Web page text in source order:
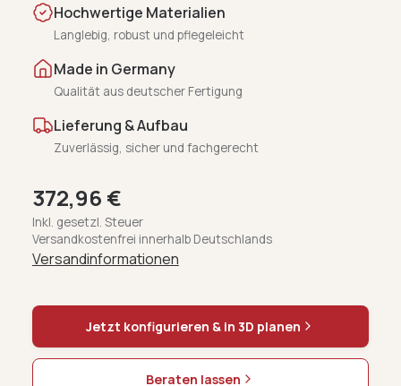
Hochwertige Materialien
Langlebig, robust und pflegeleicht
Made in Germany
Qualität aus deutscher Fertigung
Lieferung & Aufbau
Zuverlässig, sicher und fachgerecht
372,96 €
Inkl. gesetzl. Steuer
Versandkostenfrei innerhalb Deutschlands
Versandinformationen
Jetzt konfigurieren & in 3D planen
Beraten lassen